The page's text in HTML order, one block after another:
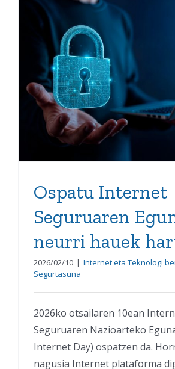
Ospatu
Seguruaren
hauek
Ospatu Internet
Seguruaren
neurri hauek
2026/02/10 | Internet eta Teknologi
Segurtasuna
2026ko otsailaren 10ean
Seguruaren Nazioarteko
Internet Day) ospatzen da.
nagusia Internet plataforma